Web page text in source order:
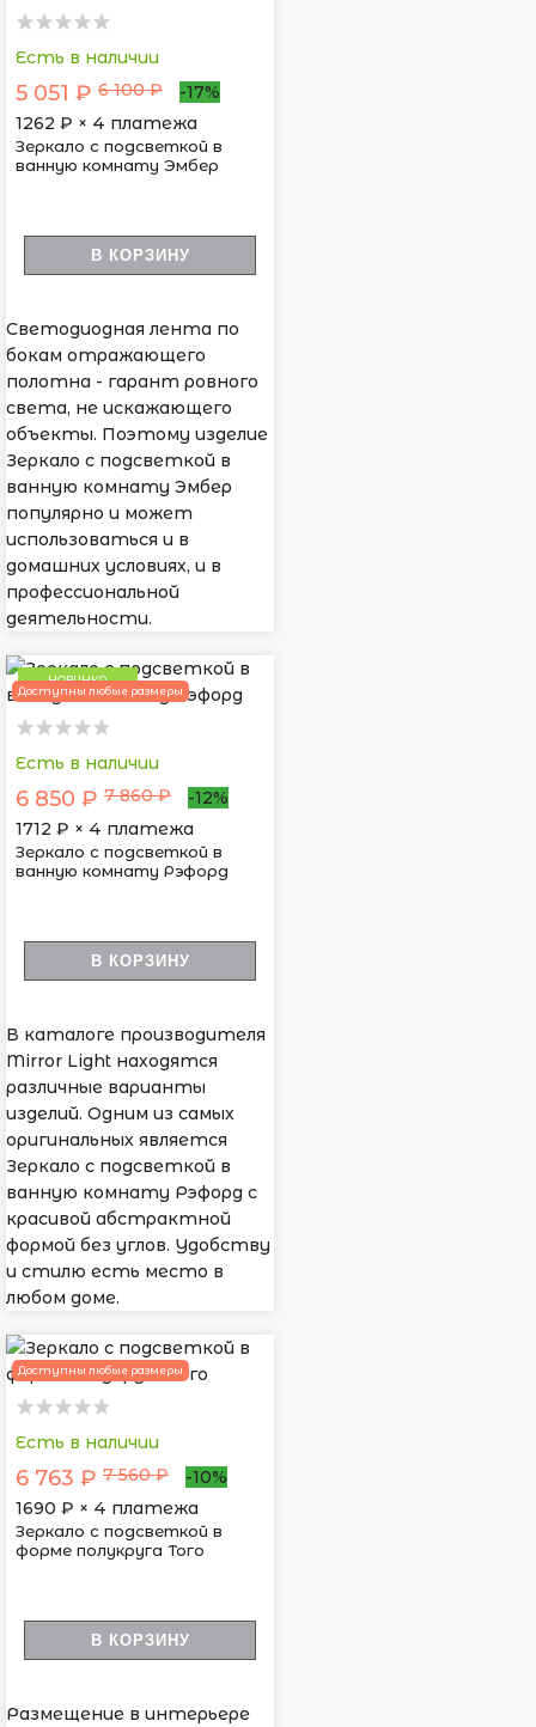
Есть в наличии
5 051 ₽ 6 100 ₽
-17%
1262 ₽ × 4 платежа
Зеркало с подсветкой в
ванную комнату Эмбер
В КОРЗИНУ
Светодиодная лента по
бокам отражающего
полотна - гарант ровного
света, не искажающего
объекты. Поэтому изделие
Зеркало с подсветкой в
ванную комнату Эмбер
популярно и может
использоваться и в
домашних условиях, и в
профессиональной
деятельности.
НОВИНКА
Доступны любые размеры
Есть в наличии
6 850 ₽ 7 860 ₽
-12%
1712 ₽ × 4 платежа
Зеркало с подсветкой в
ванную комнату Рэфорд
В КОРЗИНУ
В каталоге производителя
Mirror Light находятся
различные варианты
изделий. Одним из самых
оригинальных является
Зеркало с подсветкой в
ванную комнату Рэфорд с
красивой абстрактной
формой без углов. Удобству
и стилю есть место в
любом доме.
Доступны любые размеры
Есть в наличии
6 763 ₽ 7 560 ₽
-10%
1690 ₽ × 4 платежа
Зеркало с подсветкой в
форме полукруга Того
В КОРЗИНУ
Размещение в интерьере